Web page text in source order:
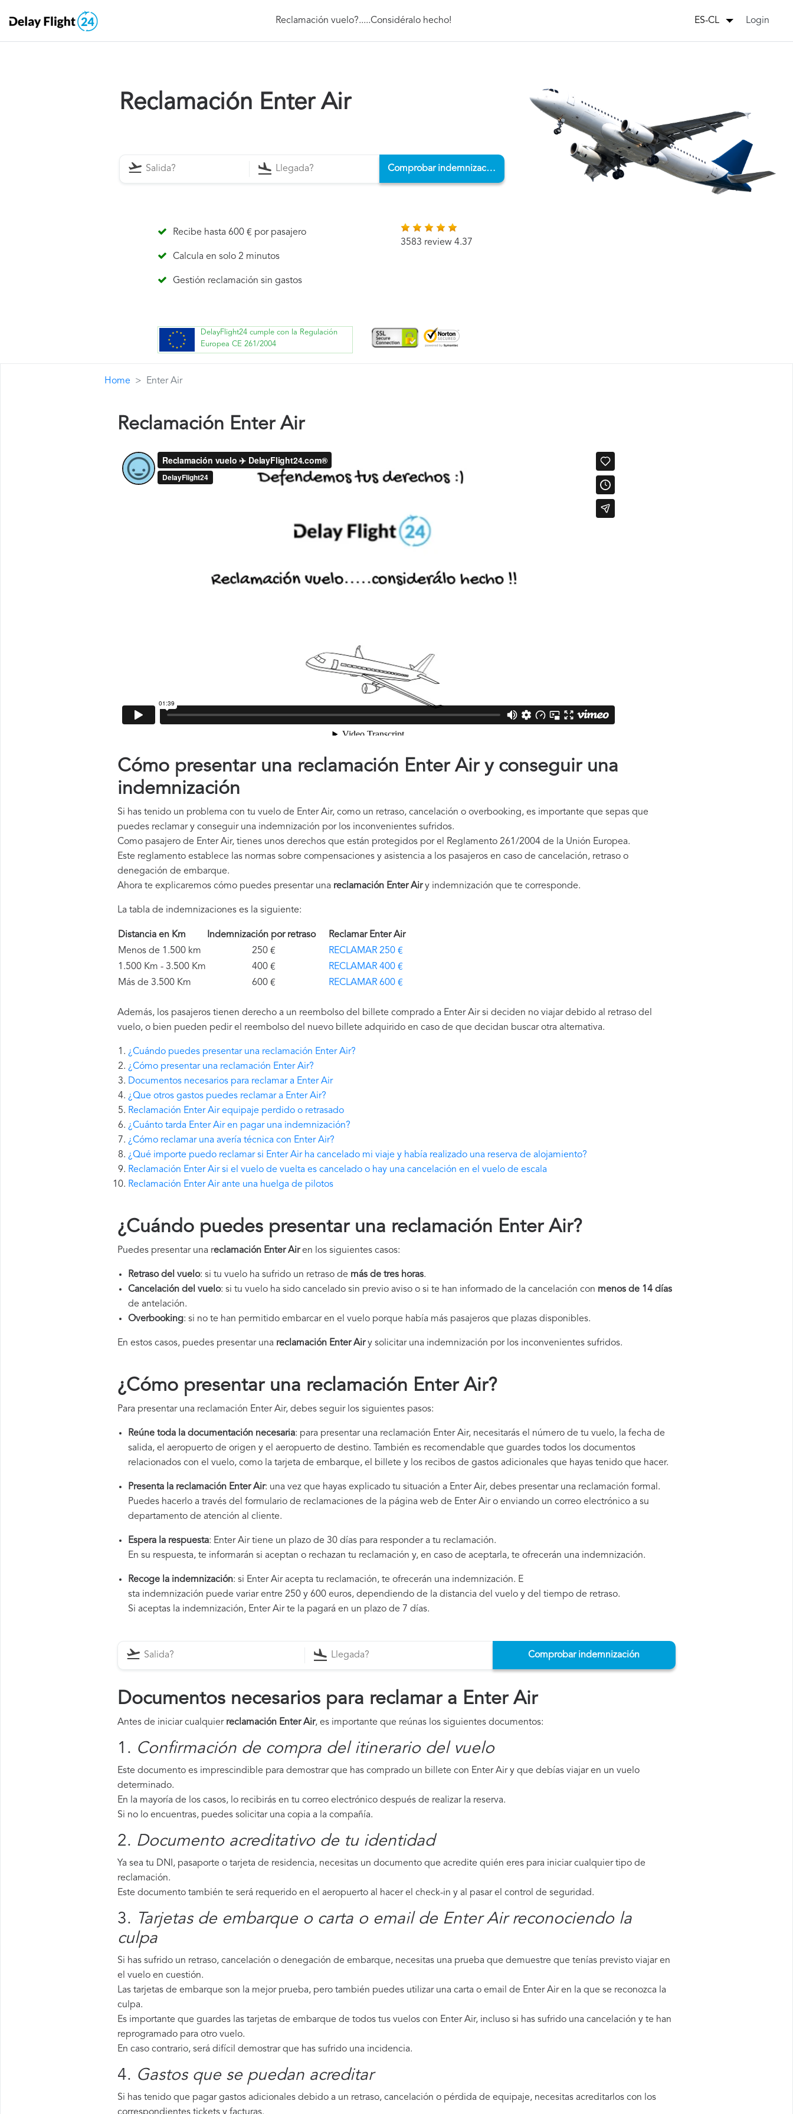
Reclamación vuelo?.....Considéralo hecho! ES-CL Login
Reclamación Enter Air
Comprobar indemnización
Recibe hasta 600 € por pasajero
Calcula en solo 2 minutos
Gestión reclamación sin gastos
3583 review 4.37
DelayFlight24 cumple con la Regulación
Europea CE 261/2004
Home Enter Air
Reclamación Enter Air
Cómo presentar una reclamación Enter Air y conseguir una
indemnización
Si has tenido un problema con tu vuelo de Enter Air, como un retraso, cancelación o overbooking, es importante que sepas que
puedes reclamar y conseguir una indemnización por los inconvenientes sufridos.
Como pasajero de Enter Air, tienes unos derechos que están protegidos por el Reglamento 261/2004 de la Unión Europea.
Este reglamento establece las normas sobre compensaciones y asistencia a los pasajeros en caso de cancelación, retraso o
denegación de embarque.
Ahora te explicaremos cómo puedes presentar una reclamación Enter Airy indemnización que te corresponde.
La tabla de indemnizaciones es la siguiente:
Distancia en Km Indemnización por retraso
Reclamar Enter Air
Menos de 1.500 km
250 €
RECLAMAR 250 €
1.500 Km - 3.500 Km
400 €
RECLAMAR 400 €
Más de 3.500 Km
600 € RECLAMAR 600 €
Además, los pasajeros tienen derecho a un reembolso del billete comprado a Enter Air si deciden no viajar debido al retraso del
vuelo, o bien pueden pedir el reembolso del nuevo billete adquirido en caso de que decidan buscar otra alternativa.
¿Cuándo puedes presentar una reclamación Enter Air?
¿Cómo presentar una reclamación Enter Air?
Documentos necesarios para reclamar a Enter Air
¿Que otros gastos puedes reclamar a Enter Air?
Reclamación Enter Air equipaje perdido o retrasado
¿Cuánto tarda Enter Air en pagar una indemnización?
¿Cómo reclamar una avería técnica con Enter Air?
¿Qué importe puedo reclamar si Enter Air ha cancelado mi viaje y había realizado una reserva de alojamiento?
Reclamación Enter Air si el vuelo de vuelta es cancelado o hay una cancelación en el vuelo de escala
Reclamación Enter Air ante una huelga de pilotos
¿Cuándo puedes presentar una reclamación Enter Air?
Puedes presentar una reclamación Enter Airen los siguientes casos:
Retraso del vuelo: si tu vuelo ha sufrido un retraso de más de tres horas.
Cancelación del vuelo: si tu vuelo ha sido cancelado sin previo aviso o si te han informado de la cancelación con menos de 14 días
de antelación.
Overbooking: si no te han permitido embarcar en el vuelo porque había más pasajeros que plazas disponibles.
En estos casos, puedes presentar una reclamación Enter Air​y solicitar una indemnización por los inconvenientes sufridos.
¿Cómo presentar una reclamación Enter Air?
Para presentar una reclamación Enter Air, debes seguir los siguientes pasos:
Reúne toda la documentación necesaria: para presentar una reclamación Enter Air, necesitarás el número de tu vuelo, la fecha de
salida, el aeropuerto de origen y el aeropuerto de destino. También es recomendable que guardes todos los documentos
relacionados con el vuelo, como la tarjeta de embarque, el billete y los recibos de gastos adicionales que hayas tenido que hacer.
Presenta la reclamación Enter Air: una vez que hayas explicado tu situación a Enter Air, debes presentar una reclamación formal.
Puedes hacerlo a través del formulario de reclamaciones de la página web de Enter Air o enviando un correo electrónico a su
departamento de atención al cliente.
Espera la respuesta: Enter Air tiene un plazo de 30 días para responder a tu reclamación.
En su respuesta, te informarán si aceptan o rechazan tu reclamación y, en caso de aceptarla, te ofrecerán una indemnización.
Recoge la indemnización: si Enter Air acepta tu reclamación, te ofrecerán una indemnización. E
sta indemnización puede variar entre 250 y 600 euros, dependiendo de la distancia del vuelo y del tiempo de retraso.
Si aceptas la indemnización, Enter Air te la pagará en un plazo de 7 días.
Comprobar indemnización
Documentos necesarios para reclamar a Enter Air
Antes de iniciar cualquier reclamación Enter Air, es importante que reúnas los siguientes documentos:
1. Confirmación de compra del itinerario del vuelo
Este documento es imprescindible para demostrar que has comprado un billete con Enter Air y que debías viajar en un vuelo
determinado.
En la mayoría de los casos, lo recibirás en tu correo electrónico después de realizar la reserva.
Si no lo encuentras, puedes solicitar una copia a la compañía.
2. Documento acreditativo de tu identidad
Ya sea tu DNI, pasaporte o tarjeta de residencia, necesitas un documento que acredite quién eres para iniciar cualquier tipo de
reclamación.
Este documento también te será requerido en el aeropuerto al hacer el check-in y al pasar el control de seguridad.
3.
Tarjetas de embarque o carta o email de Enter Air reconociendo la
culpa
Si has sufrido un retraso, cancelación o denegación de embarque, necesitas una prueba que demuestre que tenías previsto viajar en
el vuelo en cuestión.
Las tarjetas de embarque son la mejor prueba, pero también puedes utilizar una carta o email de Enter Air en la que se reconozca la
culpa.
Es importante que guardes las tarjetas de embarque de todos tus vuelos con Enter Air, incluso si has sufrido una cancelación y te han
reprogramado para otro vuelo.
En caso contrario, será difícil demostrar que has sufrido una incidencia.
4. Gastos que se puedan acreditar
Si has tenido que pagar gastos adicionales debido a un retraso, cancelación o pérdida de equipaje, necesitas acreditarlos con los